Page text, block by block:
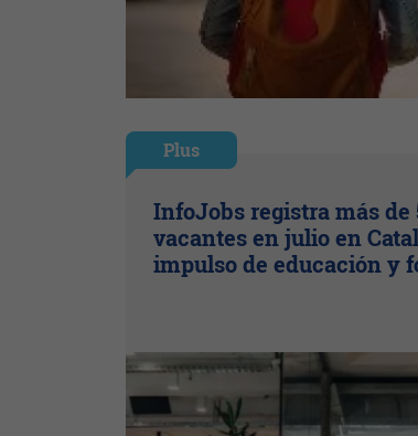
Plus
InfoJobs registra más de
vacantes en julio en
impulso de educación y